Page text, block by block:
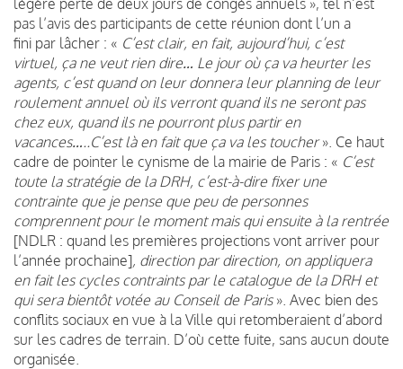
pas l’avis des participants de cette réunion dont l’un a
fini par lâcher : « C’est clair, en fait, aujourd’hui, c’est
virtuel, ça ne veut rien dire… Le jour où ça va heurter les
agents, c’est quand on leur donnera leur planning de leur
roulement annuel où ils verront quand ils ne seront pas
chez eux, quand ils ne pourront plus partir en
vacances…..C’est là en fait que ça va les toucher». Ce haut
cadre de pointer le cynisme de la mairie de Paris : « C’est
toute la stratégie de la DRH, c’est-à-dire fixer une
contrainte que je pense que peu de personnes
comprennent pour le moment mais qui ensuite à la rentrée
[NDLR : quand les premières projections vont arriver pour
l’année prochaine], direction par direction, on appliquera
en fait les cycles contraints par le catalogue de la DRH et
qui sera bientôt votée au Conseil de Paris ». Avec bien des
conflits sociaux en vue à la Ville qui retomberaient d’abord
sur les cadres de terrain. D’où cette fuite, sans aucun doute
organisée.